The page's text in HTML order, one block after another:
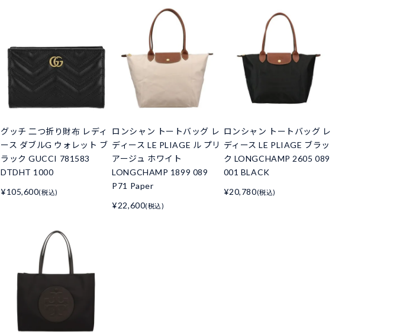
グッチ 二つ折り財布 レディ
ース ダブルG ウォレット ブ
ラック GUCCI 781583
DTDHT 1000
¥105,600(税込)
ロンシャン トートバッグ レ
ディース LE PLIAGE ル プリ
アージュ ホワイト
LONGCHAMP 1899 089
P71 Paper
¥22,600(税込)
ロンシャン トートバッグ レ
ディース LE PLIAGE ブラッ
ク LONGCHAMP 2605 089
001 BLACK
¥20,780(税込)